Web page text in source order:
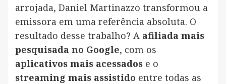
arrojada, Daniel Martinazzo transformou a
emissora em uma referência absoluta. O
resultado desse trabalho? A afiliada mais
pesquisada no Google, com os
aplicativos mais acessados e o
streaming mais assistido entre todas as